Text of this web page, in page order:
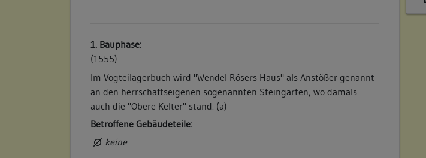
1. Bauphase:
(1555)
Im Vogteilagerbuch wird "Wendel Rösers Haus" als Anstößer genannt
an den herrschaftseigenen sogenannten Steingarten, wo damals
auch die "Obere Kelter" stand. (a)
Betroffene Gebäudeteile:
keine